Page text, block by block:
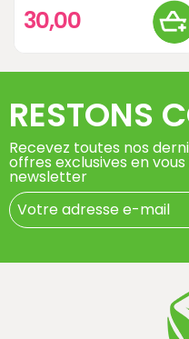
30,00
RESTONS
Recevez toutes nos
offres exclusives en
newsletter